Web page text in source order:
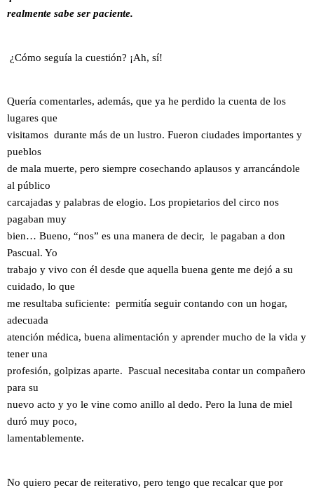
realmente sabe ser paciente.
¿Cómo seguía la cuestión? ¡Ah, sí!
Quería comentarles, además, que ya he perdido la cuenta de los
lugares que
visitamos durante más de un lustro. Fueron ciudades importantes y
pueblos
de mala muerte, pero siempre cosechando aplausos y arrancándole
al público
carcajadas y palabras de elogio. Los propietarios del circo nos
pagaban muy
bien… Bueno, “nos” es una manera de decir, le pagaban a don
Pascual. Yo
trabajo y vivo con él desde que aquella buena gente me dejó a su
cuidado, lo que
me resultaba suficiente: permitía seguir contando con un hogar,
adecuada
atención médica, buena alimentación y aprender mucho de la vida y
tener una
profesión, golpizas aparte. Pascual necesitaba contar un compañero
para su
nuevo acto y yo le vine como anillo al dedo. Pero la luna de miel
duró muy poco,
lamentablemente.
No quiero pecar de reiterativo, pero tengo que recalcar que por